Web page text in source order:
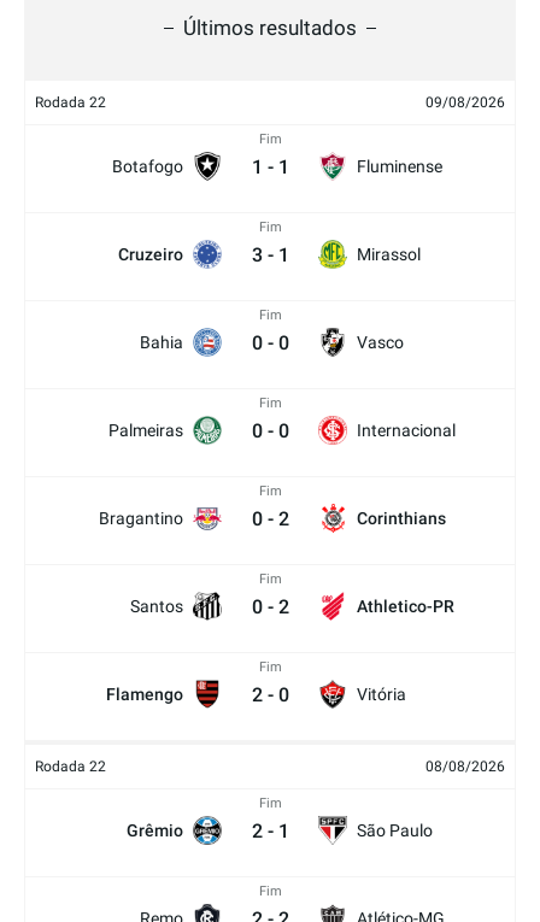
Últimos resultados
Rodada 22 09/08/2026
Botafogo
Fim
1 - 1 Fluminense
Cruzeiro
Fim
3 - 1 Mirassol
Bahia
Fim
0 - 0 Vasco
Palmeiras
Fim
0 - 0 Internacional
Bragantino
Fim
0 - 2 Corinthians
Santos
Fim
0 - 2 Athletico-PR
Flamengo
Fim
2 - 0 Vitória
Rodada 22 08/08/2026
Grêmio
Fim
2 - 1 São Paulo
Fim